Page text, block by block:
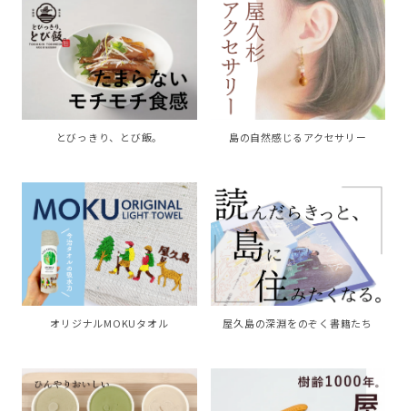
とびっきり、とび飯。 島の自然感じるアクセサリー
オリジナルMOKUタオル 屋久島の深淵をのぞく書籍たち